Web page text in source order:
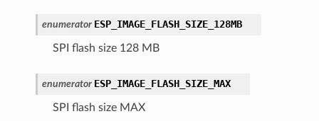
enumerator ESP_IMAGE_FLASH_SIZE_128MB
SPI flash size 128 MB
enumerator ESP_IMAGE_FLASH_SIZE_MAX
SPI flash size MAX